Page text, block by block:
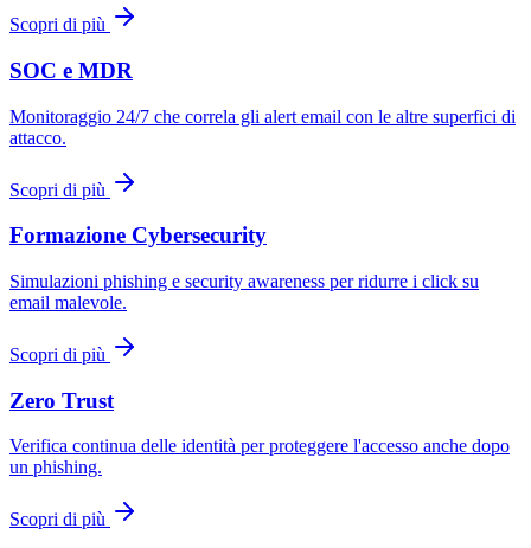
Scopri di più
SOC e MDR
Monitoraggio 24/7 che correla gli alert email con le altre superfici di
attacco.
Scopri di più
Formazione Cybersecurity
Simulazioni phishing e security awareness per ridurre i click su
email malevole.
Scopri di più
Zero Trust
Verifica continua delle identità per proteggere l'accesso anche dopo
un phishing.
Scopri di più